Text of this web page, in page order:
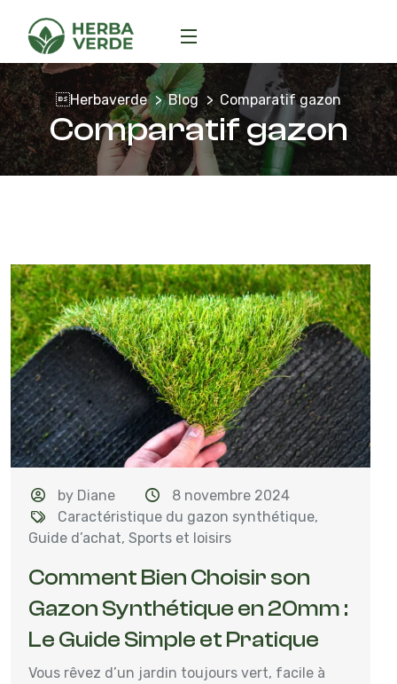
Herbaverde Blog Comparatif gazon
Comparatif gazon
by Diane
8 novembre 2024
Caractéristique du gazon synthétique,
Guide d’achat, Sports et loisirs
Comment Bien Choisir son
Gazon Synthétique en 20mm :
Le Guide Simple et Pratique
Vous rêvez d’un jardin toujours vert, facile à